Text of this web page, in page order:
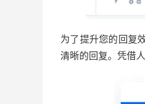
为了提升您的回复
清晰的回复。凭借